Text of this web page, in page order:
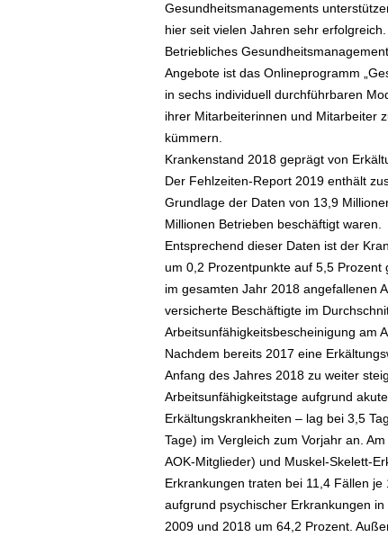
Gesundheitsmanagements
hier seit vielen Jahren sehr
Betriebliches
Angebote ist das Onlineprogramm
in sechs individuell durchführbaren
ihrer Mitarbeiterinnen und Mitarbeiter
kümmern.
Krankenstand 2018 geprägt von
Der Fehlzeiten-Report 2019 enthält
Grundlage der Daten von 13,9
Millionen Betrieben beschäftigt waren.
Entsprechend dieser Daten ist der
um 0,2 Prozentpunkte auf 5,5
im gesamten Jahr 2018 angefallenen
versicherte Beschäftigte im
Arbeitsunfähigkeitsbescheinigung am
Nachdem bereits 2017 eine
Anfang des Jahres 2018 zu weiter
Arbeitsunfähigkeitstage aufgrund
Erkältungskrankheiten – lag bei 3,5
Tage) im Vergleich zum Vorjahr an.
AOK-Mitglieder) und Muskel-Skelett-
Erkrankungen traten bei 11,4 Fällen
aufgrund psychischer Erkrankungen
2009 und 2018 um 64,2 Prozent.